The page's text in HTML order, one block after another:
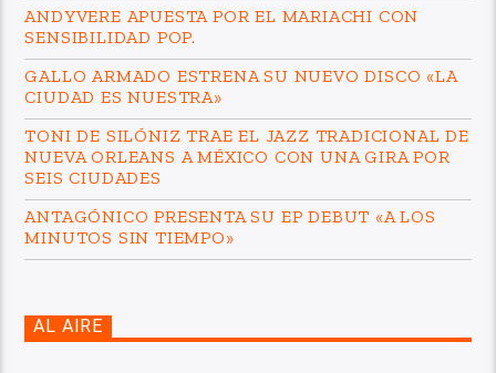
ANDYVERE APUESTA POR EL MARIACHI CON
SENSIBILIDAD POP.
GALLO ARMADO ESTRENA SU NUEVO DISCO «LA
CIUDAD ES NUESTRA»
TONI DE SILÓNIZ TRAE EL JAZZ TRADICIONAL DE
NUEVA ORLEANS A MÉXICO CON UNA GIRA POR
SEIS CIUDADES
ANTAGÓNICO PRESENTA SU EP DEBUT «A LOS
MINUTOS SIN TIEMPO»
AL AIRE